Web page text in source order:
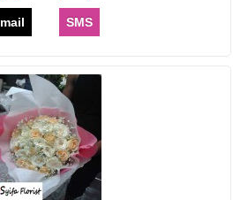
SMS